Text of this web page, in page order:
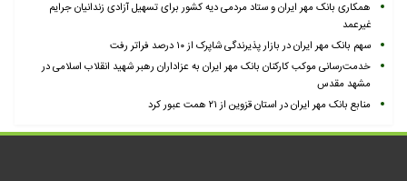
همکاری بانک مهر ایران و ستاد مردمی دیه کشور برای تسهیل آزادی زندانیان جرایم
غیرعمد
سهم بانک مهر ایران در بازار پذیرندگی شاپرک از ۱۰ درصد فراتر رفت
خدمت‌رسانی موکب کارکنان بانک مهر ایران به عزاداران رهبر شهید انقلاب اسلامی در
مشهد مقدس
منابع بانک مهر ایران در استان قزوین از ۲۱ همت عبور کرد